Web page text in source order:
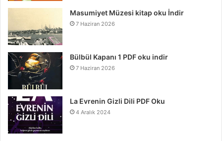
Masumiyet Müzesi kitap oku İndir
7 Haziran 2026
Bülbül Kapanı 1 PDF oku indir
7 Haziran 2026
La Evrenin Gizli Dili PDF Oku
4 Aralık 2024